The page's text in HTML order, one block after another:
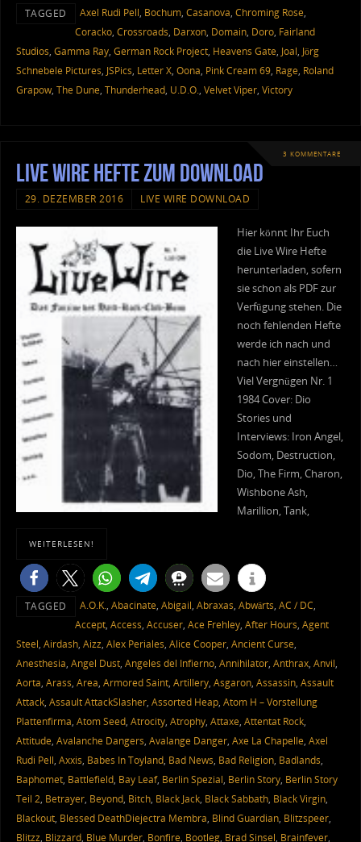
TAGGED Axel Rudi Pell, Bochum, Casanova, Chroming Rose,
Coracko, Crossroads, Darxon, Domain, Doro, Fairland
Studios, Gamma Ray, German Rock Project, Heavens Gate, Joal, Jörg
Schnebele Pictures, JSPics, Letter X, Oona, Pink Cream 69, Rage, Roland
Grapow, The Dune, Thunderhead, U.D.O., Velvet Viper, Victory
3 KOMMENTARE
Live Wire Hefte zum Download
29. DEZEMBER 2016 LIVE WIRE DOWNLOAD
Hier könnt Ihr Euch
die Live Wire Hefte
herunterladen, sofern
sie schon als PDF zur
Verfügung stehen. Die
noch fehlenden Hefte
werde ich nach und
nach hier einstellen…
Viel Vergnügen Nr. 1
1984 Cover: Dio
Stories und
Interviews: Iron Angel,
Sodom, Destruction,
Dio, The Firm, Charon,
Wishbone Ash,
Marillion, Tank,
WEITERLESEN!
TAGGED A.O.K., Abacinate, Abigail, Abraxas, Abwärts, AC / DC,
Accept, Access, Accuser, Ace Frehley, After Hours, Agent
Steel, Airdash, Aizz, Alex Periales, Alice Cooper, Ancient Curse,
Anesthesia, Angel Dust, Angeles del Infierno, Annihilator, Anthrax, Anvil,
Aorta, Arass, Area, Armored Saint, Artillery, Asgaron, Assassin, Assault
Attack, Assault AttackSlasher, Assorted Heap, Atom H – Vorstellung
Plattenfirma, Atom Seed, Atrocity, Atrophy, Attaxe, Attentat Rock,
Attitude, Avalanche Dangers, Avalange Danger, Axe La Chapelle, Axel
Rudi Pell, Axxis, Babes In Toyland, Bad News, Bad Religion, Badlands,
Baphomet, Battlefield, Bay Leaf, Berlin Spezial, Berlin Story, Berlin Story
Teil 2, Betrayer, Beyond, Bitch, Black Jack, Black Sabbath, Black Virgin,
Blackout, Blessed DeathDiejectra Membra, Blind Guardian, Blitzspeer,
Blitzz, Blizzard, Blue Murder, Bonfire, Bootleg, Brad Sinsel, Brainfever,